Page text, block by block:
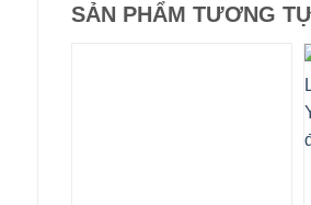
SẢN PHẨM TƯƠNG